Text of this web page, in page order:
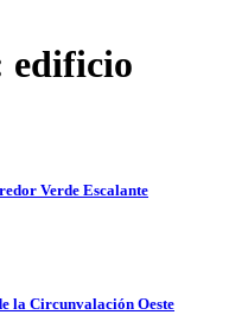
edificio
Verde Escalante
la Circunvalación Oeste